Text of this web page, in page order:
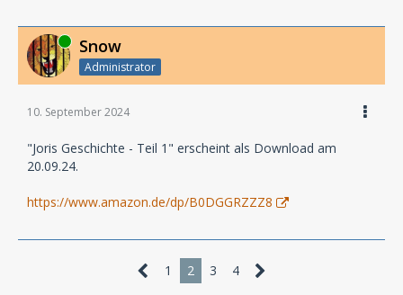
Online Snow
Administrator
10. September 2024
"Joris Geschichte - Teil 1" erscheint als Download am
20.09.24.
https://www.amazon.de/dp/B0DGGRZZZ8
1 2 3 4